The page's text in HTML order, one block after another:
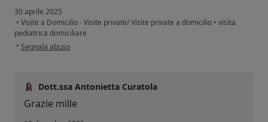
30 aprile 2025
• Visite a Domicilio - Visite private/ Visite private a domicilio • visita
pediatrica domiciliare
• secondo l'opinione dell'utente Rebecca
Segnala abuso
Dott.ssa Antonietta Curatola
Grazie mille